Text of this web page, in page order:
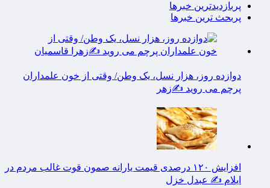
پربازدیدترین خبرها
پربحث ترین خبرها
دوازده روز، هزار نسل، یک وطن/ وقتی از خون علمداران
پرچم می روید ✍️زهر
افزایش ۱۲۰ درصدی قیمت یارانه صمون قوت غالب مردم در
ایلام ✍️ عبدل خزل